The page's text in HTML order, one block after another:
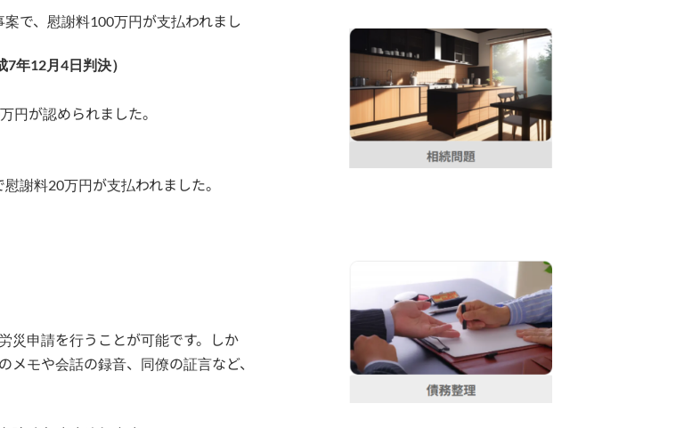
で、慰謝料100万円が支払われまし
年12月4日判決）
円が認められました。
謝料20万円が支払われました。
災申請を行うことが可能です。しか
モや会話の録音、同僚の証言など、